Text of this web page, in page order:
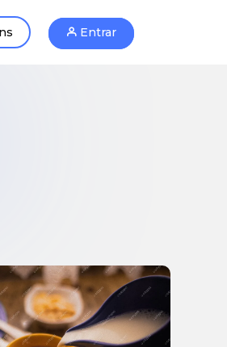
Entrar